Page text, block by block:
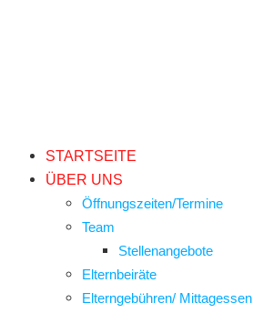
STARTSEITE
ÜBER UNS
Öffnungszeiten/Termine
Team
Stellenangebote
Elternbeiräte
Elterngebühren/ Mittagessen